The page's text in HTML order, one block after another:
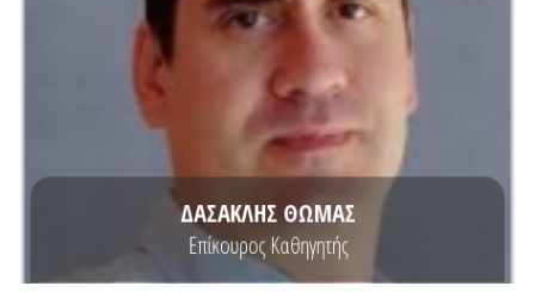
ΔΑΣΑΚΛΗΣ ΘΩΜΑΣ
Επίκουρος Καθηγητής
Ο Δασακλής Θωμάς είναι επίκουρος Καθηγητής Σχολής Κοινωνικών
Επιστημών, Ελληνικό Ανοικτό Πανεπιστήμιο. Κατέχει διδακτορικό στο
Τμήμα Βιομηχανικής Διοίκησης και Τεχνολογίας στο Πανεπιστήμιο
Πειραιώς και μεταπτυχιακό στο τμήμα Βιομηχανικής Διοίκησης και
Τεχνολογίας του Πανεπιστημίου Πειραιώς.